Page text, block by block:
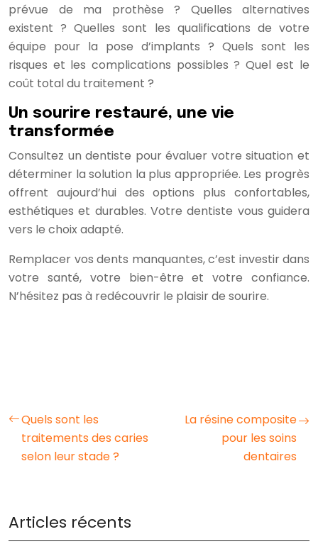
prévue de ma prothèse ? Quelles alternatives
existent ? Quelles sont les qualifications de votre
équipe pour la pose d’implants ? Quels sont les
risques et les complications possibles ? Quel est le
coût total du traitement ?
Un sourire restauré, une vie
transformée
Consultez un dentiste pour évaluer votre situation et
déterminer la solution la plus appropriée. Les progrès
offrent aujourd’hui des options plus confortables,
esthétiques et durables. Votre dentiste vous guidera
vers le choix adapté.
Remplacer vos dents manquantes, c’est investir dans
votre santé, votre bien-être et votre confiance.
N’hésitez pas à redécouvrir le plaisir de sourire.
Quels sont les
traitements des caries
selon leur stade ?
La résine composite
pour les soins
dentaires
Articles récents